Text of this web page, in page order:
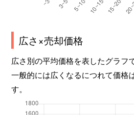
広さ×売却価格
広さ別の平均価格を表したグラフ
一般的には広くなるにつれて価格
す。